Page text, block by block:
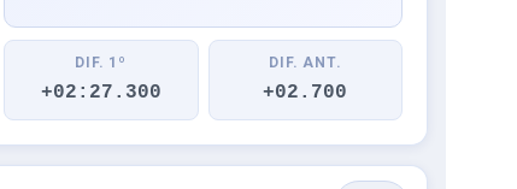
DIF. 1º
+02:27.300
DIF. ANT.
+02.700